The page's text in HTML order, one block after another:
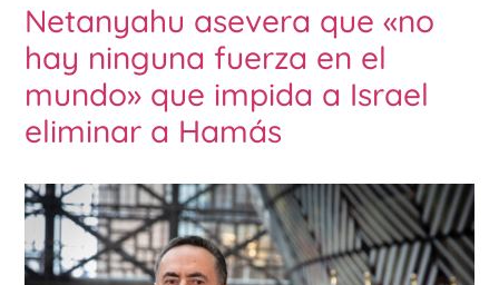
Netanyahu asevera que «no
hay ninguna fuerza en el
mundo» que impida a Israel
eliminar a Hamás